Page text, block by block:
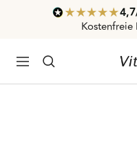
4,7
Navigation